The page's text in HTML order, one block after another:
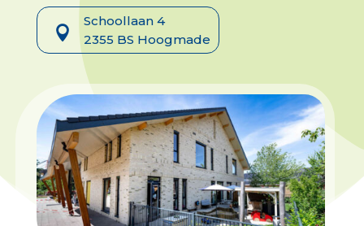

Schoollaan 4
2355 BS Hoogmade